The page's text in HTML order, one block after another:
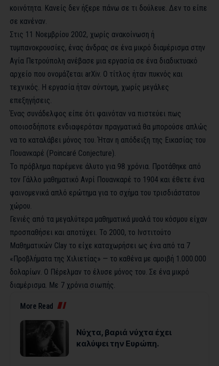
κοινότητα. Κανείς δεν ήξερε πάνω σε τι δούλευε. Δεν το είπε
σε κανέναν.
Στις 11 Νοεμβρίου 2002, χωρίς ανακοίνωση ή
τυμπανοκρουσίες, ένας άνδρας σε ένα μικρό διαμέρισμα στην
Αγία Πετρούπολη ανέβασε μια εργασία σε ένα διαδικτυακό
αρχείο που ονομάζεται arXiv. Ο τίτλος ήταν πυκνός και
τεχνικός. Η εργασία ήταν σύντομη, χωρίς μεγάλες
επεξηγήσεις.
Ένας συνάδελφος είπε ότι φαινόταν να πιστεύει πως
οποιοσδήποτε ενδιαφερόταν πραγματικά θα μπορούσε απλώς
να το καταλάβει μόνος του. Ήταν η απόδειξη της Εικασίας του
Πουανκαρέ (Poincaré Conjecture).
Το πρόβλημα παρέμενε άλυτο για 98 χρόνια. Προτάθηκε από
τον Γάλλο μαθηματικό Ανρί Πουανκαρέ το 1904 και έθετε ένα
φαινομενικά απλό ερώτημα για το σχήμα του τρισδιάστατου
χώρου.
Γενιές από τα μεγαλύτερα μαθηματικά μυαλά του κόσμου είχαν
προσπαθήσει και αποτύχει. Το 2000, το Ινστιτούτο
Μαθηματικών Clay το είχε καταχωρήσει ως ένα από τα 7
«Προβλήματα της Χιλιετίας» — το καθένα με αμοιβή 1.000.000
δολαρίων. Ο Πέρελμαν το έλυσε μόνος του. Σε ένα μικρό
διαμέρισμα. Με 7 χρόνια σιωπής.
More Read
Νύχτα, βαριά νύχτα έχει
καλύψει την Ευρώπη.